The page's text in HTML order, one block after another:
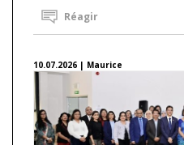
Réagir
10.07.2026 | Maurice